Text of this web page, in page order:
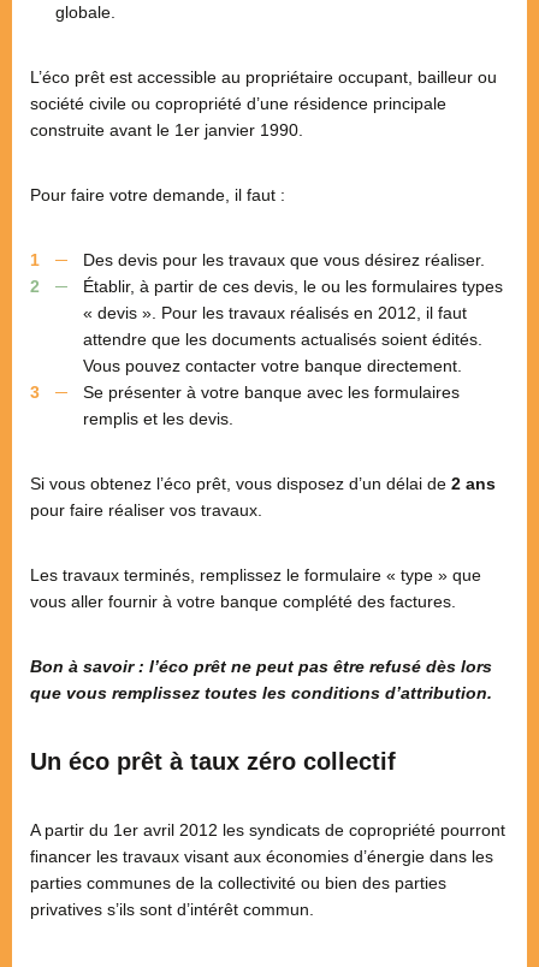
globale.
L’éco prêt est accessible au propriétaire occupant, bailleur ou
société civile ou copropriété d’une résidence principale
construite avant le 1er janvier 1990.
Pour faire votre demande, il faut :
Des devis pour les travaux que vous désirez réaliser.
Établir, à partir de ces devis, le ou les formulaires types
« devis ». Pour les travaux réalisés en 2012, il faut
attendre que les documents actualisés soient édités.
Vous pouvez contacter votre banque directement.
Se présenter à votre banque avec les formulaires
remplis et les devis.
Si vous obtenez l’éco prêt, vous disposez d’un délai de 2 ans
pour faire réaliser vos travaux.
Les travaux terminés, remplissez le formulaire « type » que
vous aller fournir à votre banque complété des factures.
Bon à savoir : l’éco prêt ne peut pas être refusé dès lors
que vous remplissez toutes les conditions d’attribution.
Un éco prêt à taux zéro collectif
A partir du 1er avril 2012 les syndicats de copropriété pourront
financer les travaux visant aux économies d’énergie dans les
parties communes de la collectivité ou bien des parties
privatives s’ils sont d’intérêt commun.